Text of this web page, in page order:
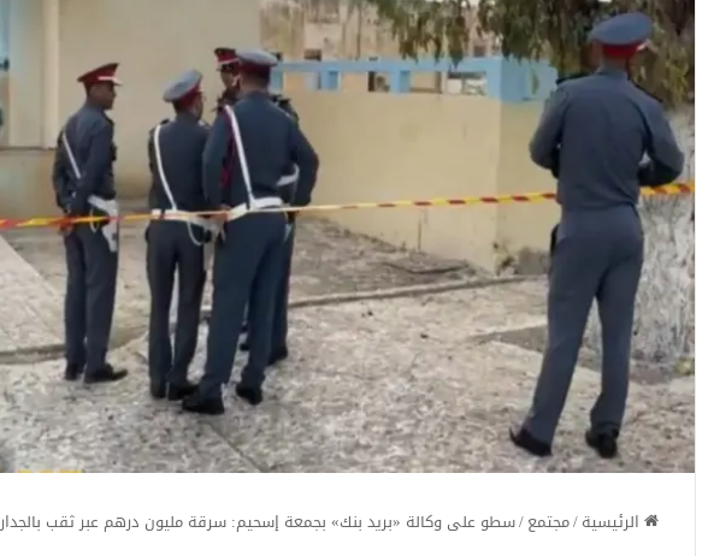
الرئيسية/مجتمع/سطو على وكالة «بريد بنك» بجمعة إسحيم: سرقة مليون درهم عبر ثقب بالجدار